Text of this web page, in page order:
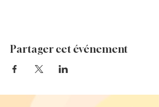
Partager cet événement